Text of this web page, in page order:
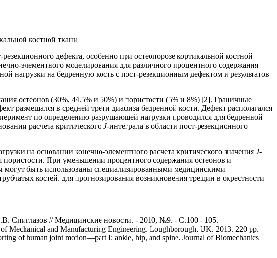
дефекта, особенно при остеопорозе кортикальной костной
элементного моделирования для различного процентного содержания
нагрузки на бедренную кость с пост-резекционным дефектом и результатов
остеонов (30%, 44.5% и 50%) и пористости (5% и 8%) [2]. Граничные
размещался в средней трети диафиза бедренной кости. Дефект располагался
по определению разрушающей нагрузки проводился для бедренной
расчета критического J-интеграла в области пост-резекционного
на основании конечно-элементного расчета критического значения J-
пористости. При уменьшении процентного содержания остеонов и
могут быть использованы специализированными медицинскими
костей, для прогнозирования возникновения трещин в окрестности
Спиглазов // Медицинские новости. - 2010, №9. - С.100 - 105.
Mechanical and Manufacturing Engineering, Loughborough, UK. 2013. 220 pp.
of human joint motion—part I: ankle, hip, and spine. Journal of Biomechanics